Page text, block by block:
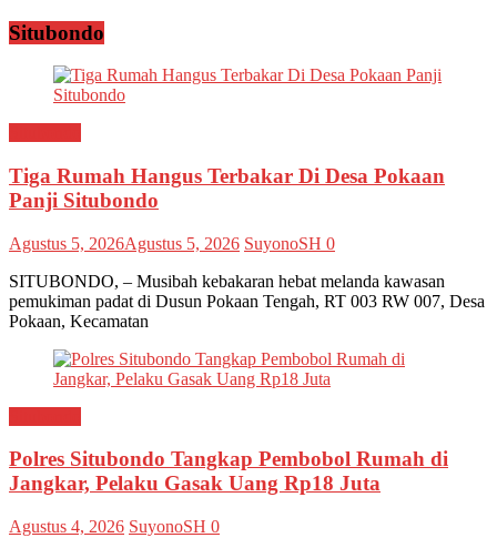
Situbondo
Tiga Rumah Hangus Terbakar Di Desa Pokaan
Panji Situbondo
Agustus 5, 2026Agustus 5, 2026 SuyonoSH 0
SITUBONDO, – Musibah kebakaran hebat melanda kawasan
pemukiman padat di Dusun Pokaan Tengah, RT 003 RW 007, Desa
Pokaan, Kecamatan
Polres Situbondo Tangkap Pembobol Rumah di
Jangkar, Pelaku Gasak Uang Rp18 Juta
Agustus 4, 2026 SuyonoSH 0